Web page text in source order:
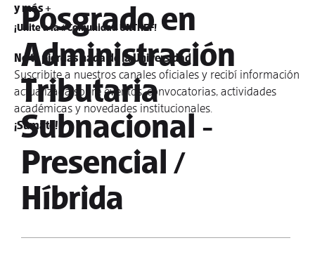
y más +
¡Unite a la #Comunidad UNTREF!
No te pierdas nada de la Universidad
Suscribite a nuestros canales oficiales y recibí información
actualizada sobre eventos, convocatorias, actividades
académicas y novedades institucionales.
¡Sumate!
Posgrado en
Administración
Tributaria
Subnacional -
Presencial /
Híbrida